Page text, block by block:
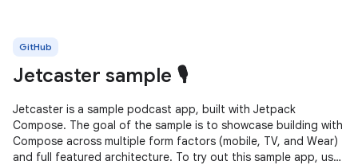
GitHub
Jetcaster sample 🎙️
Jetcaster is a sample podcast app, built with Jetpack
Compose. The goal of the sample is to showcase building with
Compose across multiple form factors (mobile, TV, and Wear)
and full featured architecture. To try out this sample app, use